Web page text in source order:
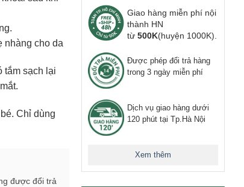
Giao hàng miễn phí nội
thành HN
từ 500K(huyện 1000K).
Được phép đổi trả hàng
trong 3 ngày miễn phí
Dịch vụ giao hàng dưới
120 phút tại Tp.Hà Nội
Xem thêm
nhàng cho da
tắm sạch lại
Chỉ dùng
được đổi trả